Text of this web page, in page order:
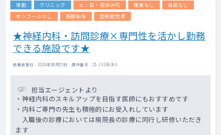
経学会専門医、日本神経治療学会名誉会員で
す）
＜勤務内容＞
【訪問診療】
・スタッフ数：医師2名、看護師3名、医療事
務3名
・訪問先割合：居宅9割、施設1割
・患者数：150名ほど
・主な疾患：神経疾患（認知症やパーキンソ
ンなど難病）8割以上、そのほか内科系疾患
・看取り：年間15件ほど
・訪問件数：1日居宅7～12件ほど
常勤 クリニック 土・日・祝休み可 残業なし
当直なし
オンコールなし
高額給与 症例数充実
★神経内科・訪問診療×専門性を活かし勤務
できる施設です★
掲載更新日 : 2026年08月05日 案件番号 : 25-JV306363
担当エージェントより
・神経内科のスキルアップを目指す医師にもおすすめです
・内科ご専門の先生も積極的にお受入れしています
入職後の診療においては現院長の診療に同行し研修いただき
ます